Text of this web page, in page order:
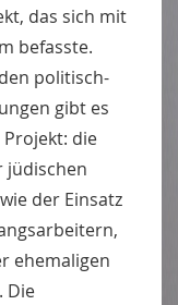
das sich mit
befasste.
politisch-
gibt es
die
jüdischen
der Einsatz
ehemaligen
Die